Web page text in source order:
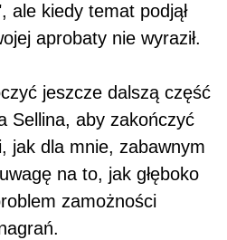
ale kiedy temat podjął
aprobaty nie wyraził.
jeszcze dalszą część
Sellina, aby zakończyć
jak dla mnie, zabawnym
na to, jak głęboko
zamożności